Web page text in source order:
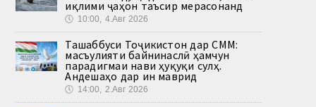
иқлими ҷаҳон таъсир мерасонанд
🕔 10:00, 4.Авг 2026
Ташаббуси Тоҷикистон дар СММ:
масъулияти байнинаслӣ ҳамчун
парадигмаи нави ҳуқуқи сулҳ.
Андешаҳо дар ин маврид
🕔 14:00, 2.Авг 2026